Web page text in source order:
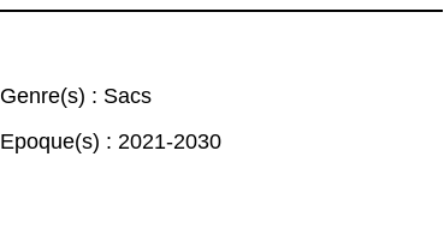
Genre(s) : Sacs
Epoque(s) : 2021-2030